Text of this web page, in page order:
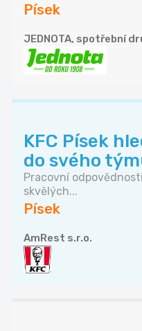
Písek
JEDNOTA, spotřební
KFC Písek
do svého
Pracovní
skvělých...
Písek
AmRest s.r.o.